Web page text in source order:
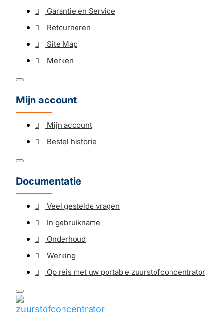
Garantie en Service
Retourneren
Site Map
Merken
Mijn account
Mijn account
Bestel historie
Documentatie
Veel gestelde vragen
In gebruikname
Onderhoud
Werking
Op reis met uw portable zuurstofconcentrator